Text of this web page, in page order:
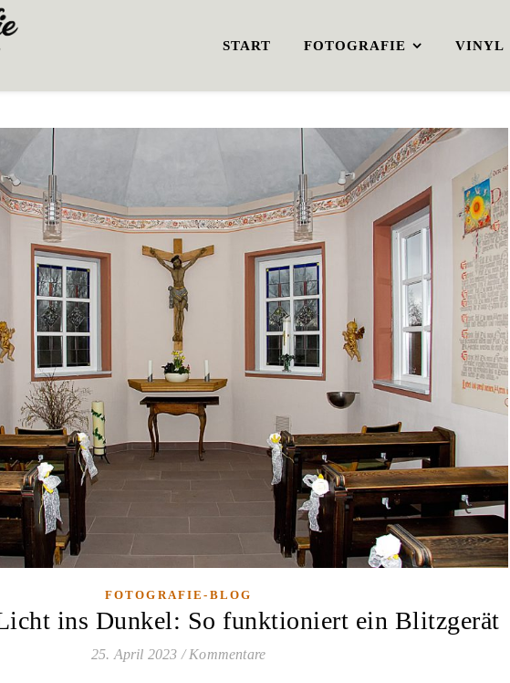
START FOTOGRAFIE VINYL
FOTOGRAFIE-BLOG
ins Dunkel: So funktioniert ein Blitzgerät
25. April 2023 / Kommentare